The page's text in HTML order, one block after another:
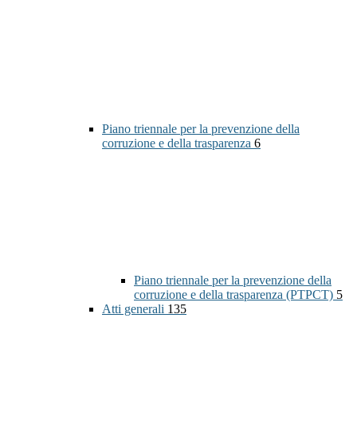
Piano triennale per la prevenzione della
corruzione e della trasparenza 6
Piano triennale per la prevenzione della
corruzione e della trasparenza (PTPCT) 5
Atti generali 135